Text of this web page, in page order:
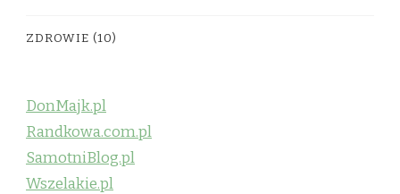
ZDROWIE (10)
DonMajk.pl
Randkowa.com.pl
SamotniBlog.pl
Wszelakie.pl